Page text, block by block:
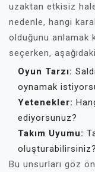
uzaktan etkisiz
nedenle, hangi
olduğunu anlamak
seçerken,
Oyun Tarzı:
oynamak
Yetenekler:
ediyorsunuz?
Takım Uyumu:
oluşturabilirsiniz?
Bu unsurları göz